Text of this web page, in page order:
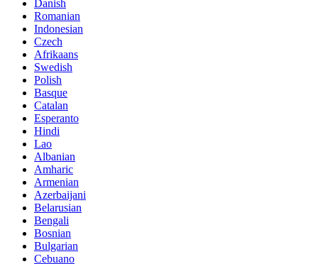
Danish
Romanian
Indonesian
Czech
Afrikaans
Swedish
Polish
Basque
Catalan
Esperanto
Hindi
Lao
Albanian
Amharic
Armenian
Azerbaijani
Belarusian
Bengali
Bosnian
Bulgarian
Cebuano